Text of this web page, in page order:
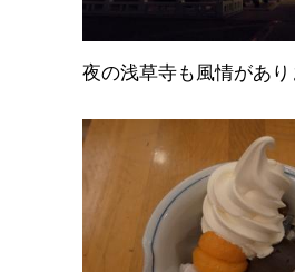
夜の浅草寺も風情があり